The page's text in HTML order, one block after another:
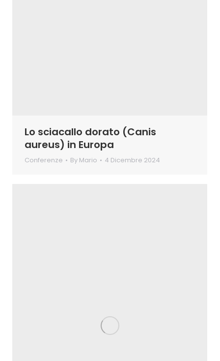
Lo sciacallo dorato (Canis
aureus) in Europa
Conferenze By Mario 4 Dicembre 2024